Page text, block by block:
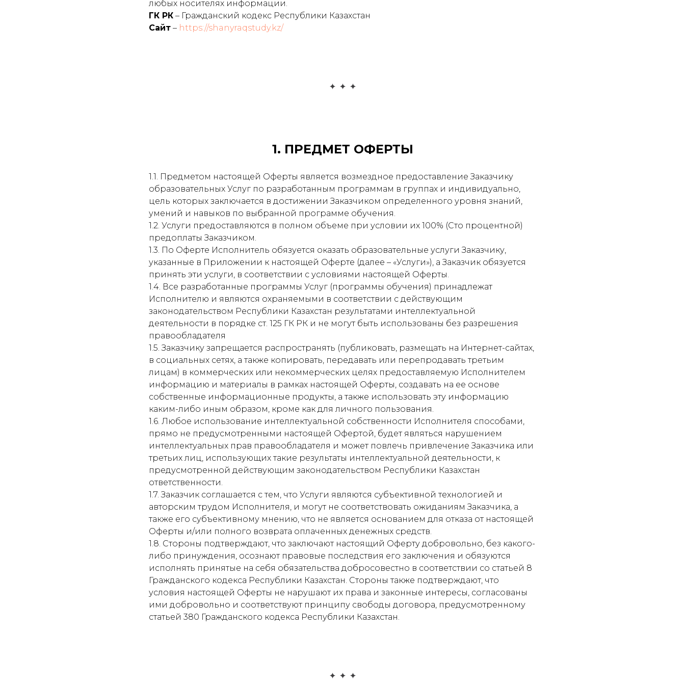
любых носителях информации.
ГК РК – Гражданский кодекс Республики Казахстан
Сайт – https://shanyraqstudy.kz/
1. ПРЕДМЕТ ОФЕРТЫ
1.1. Предметом настоящей Оферты является возмездное предоставление Заказчику
образовательных Услуг по разработанным программам в группах и индивидуально,
цель которых заключается в достижении Заказчиком определенного уровня знаний,
умений и навыков по выбранной программе обучения.
1.2. Услуги предоставляются в полном объеме при условии их 100% (Сто процентной)
предоплаты Заказчиком.
1.3. По Оферте Исполнитель обязуется оказать образовательные услуги Заказчику,
указанные в Приложении к настоящей Оферте (далее – «Услуги»), а Заказчик обязуется
принять эти услуги, в соответствии с условиями настоящей Оферты.
1.4. Все разработанные программы Услуг (программы обучения) принадлежат
Исполнителю и являются охраняемыми в соответствии с действующим
законодательством Республики Казахстан результатами интеллектуальной
деятельности в порядке ст. 125 ГК РК и не могут быть использованы без разрешения
правообладателя
1.5. Заказчику запрещается распространять (публиковать, размещать на Интернет-сайтах,
в социальных сетях, а также копировать, передавать или перепродавать третьим
лицам) в коммерческих или некоммерческих целях предоставляемую Исполнителем
информацию и материалы в рамках настоящей Оферты, создавать на ее основе
собственные информационные продукты, а также использовать эту информацию
каким-либо иным образом, кроме как для личного пользования.
1.6. Любое использование интеллектуальной собственности Исполнителя способами,
прямо не предусмотренными настоящей Офертой, будет являться нарушением
интеллектуальных прав правообладателя и может повлечь привлечение Заказчика или
третьих лиц, использующих такие результаты интеллектуальной деятельности, к
предусмотренной действующим законодательством Республики Казахстан
ответственности.
1.7. Заказчик соглашается с тем, что Услуги являются субъективной технологией и
авторским трудом Исполнителя, и могут не соответствовать ожиданиям Заказчика, а
также его субъективному мнению, что не является основанием для отказа от настоящей
Оферты и/или полного возврата оплаченных денежных средств.
1.8. Стороны подтверждают, что заключают настоящий Оферту добровольно, без какого-
либо принуждения, осознают правовые последствия его заключения и обязуются
исполнять принятые на себя обязательства добросовестно в соответствии со статьей 8
Гражданского кодекса Республики Казахстан. Стороны также подтверждают, что
условия настоящей Оферты не нарушают их права и законные интересы, согласованы
ими добровольно и соответствуют принципу свободы договора, предусмотренному
статьей 380 Гражданского кодекса Республики Казахстан.